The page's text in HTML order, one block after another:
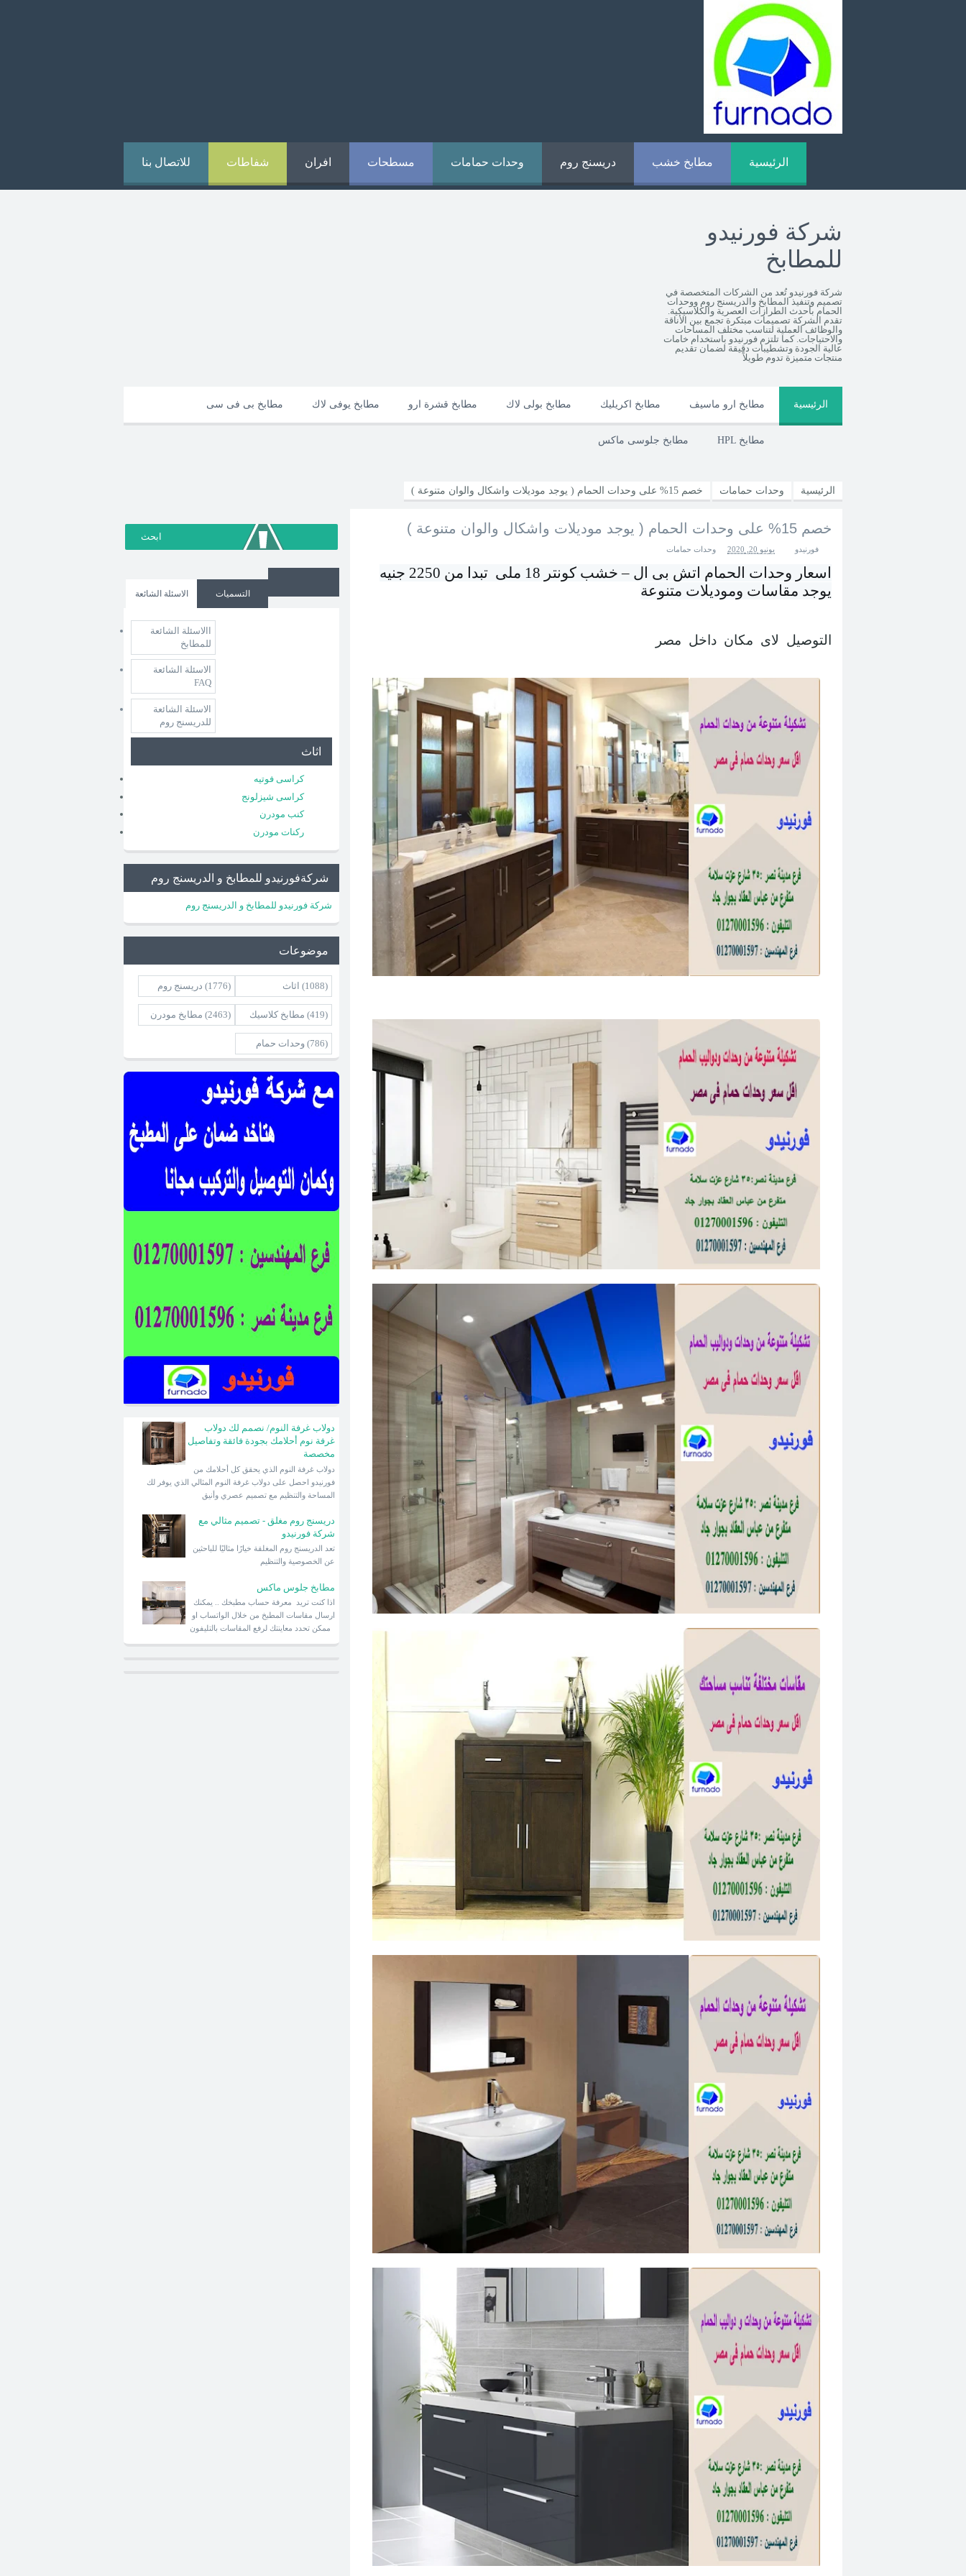
الرئيسية مطابخ خشب دريسنج روم وحدات حمامات مسطحات افران شفاطات للاتصال بنا
شركة فورنيدو
للمطابخ
شركة فورنيدو تُعد من الشركات المتخصصة في
تصميم وتنفيذ المطابخ والدريسنج روم ووحدات
الحمام بأحدث الطرازات العصرية والكلاسيكية.
تقدم الشركة تصميمات مبتكرة تجمع بين الأناقة
والوظائف العملية لتناسب مختلف المساحات
والاحتياجات. كما تلتزم فورنيدو باستخدام خامات
عالية الجودة وتشطيبات دقيقة لضمان تقديم
منتجات متميزة تدوم طويلاً
الرئيسية مطابخ ارو ماسيف مطابخ اكريليك مطابخ بولى لاك مطابخ قشرة ارو مطابخ يوفى لاك مطابخ بى فى سى
HPL مطابخ مطابخ جلوسى ماكس
الرئيسية وحدات حمامات خصم 15% على وحدات الحمام ( يوجد موديلات واشكال والوان متنوعة )
خصم 15% على وحدات الحمام ( يوجد موديلات واشكال والوان متنوعة )
فورنيدو يونيو 20, 2020 وحدات حمامات
اسعار وحدات الحمام اتش بى ال – خشب كونتر 18 ملى تبدا من 2250 جنيه
يوجد مقاسات وموديلات متنوعة
التوصيل لاى مكان داخل مصر
الاسئلة الشائعة التسميات
االاسئلة الشائعة
للمطابخ
الاسئلة الشائعة
FAQ
الاسئلة الشائعة
للدريسنج روم
اثاث
كراسى فوتيه
كراسى شيزلونج
كنب مودرن
ركنات مودرن
شركةفورنيدو للمطابخ و الدريسنج روم
شركة فورنيدو للمطابخ و الدريسنج روم
موضوعات
اثاث (1088) دريسنج روم (1776)
مطابخ كلاسيك (419) مطابخ مودرن (2463)
وحدات حمام (786)
دولاب غرفة النوم/ نصمم لك دولاب
غرفة نوم أحلامك بجودة فائقة وتفاصيل
مخصصة
فورنيدو احصل على دولاب غرفة النوم المثالي الذي يوفر لك
المساحة والتنظيم مع تصميم عصري وأنيق
دريسنج روم مغلق - تصميم مثالي مع
شركة فورنيدو
عن الخصوصية والتنظيم
مطابخ جلوس ماكس
اذا كنت تريد معرفة حساب مطبخك .. يمكنك
ارسال مقاسات المطبخ من خلال الواتساب او